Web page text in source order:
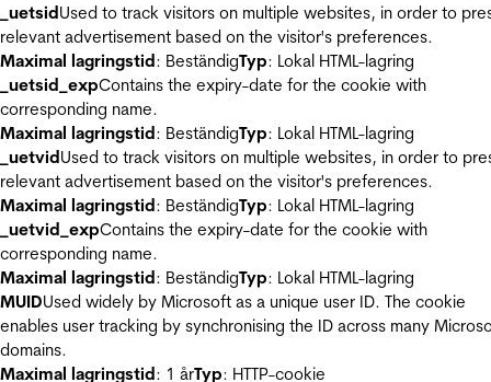
_uetsidUsed to track visitors on multiple websites, in order to
relevant advertisement based on the visitor's preferences.
Maximal lagringstid: BeständigTyp: Lokal HTML-lagring
_uetsid_expContains the expiry-date for the cookie with
corresponding name.
Maximal lagringstid: BeständigTyp: Lokal HTML-lagring
_uetvidUsed to track visitors on multiple websites, in order to
relevant advertisement based on the visitor's preferences.
Maximal lagringstid: BeständigTyp: Lokal HTML-lagring
_uetvid_expContains the expiry-date for the cookie with
corresponding name.
Maximal lagringstid: BeständigTyp: Lokal HTML-lagring
MUIDUsed widely by Microsoft as a unique user ID. The cookie
enables user tracking by synchronising the ID across many
domains.
Maximal lagringstid: 1 årTyp: HTTP-cookie